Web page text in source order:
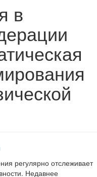
в
регулярно отслеживает
Недавнее